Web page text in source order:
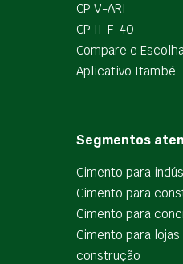
CP V-ARI
CP II-F-40
Compare e
Aplicativo Itambé
Segmentos
Cimento para
Cimento para
Cimento para
Cimento para
construção